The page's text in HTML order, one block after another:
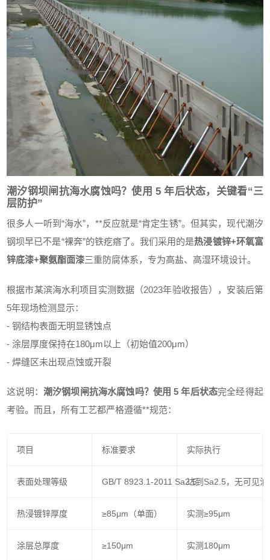
潮汐钢坝闸抗海水腐蚀吗？使用 5 年后状态，关键看“三
层防护”
很多人一听到“海水”，**反应就是“肯定生锈”。但其实，现代潮汐
钢坝早已不是“裸奔”的铁疙瘩了。我们采用的是热浸镀锌+环氧富
锌底漆+聚氨酯面漆三重防腐体系，专为高盐、高湿环境设计。
根据市某滨海水利项目实测数据（2023年验收报告），安装后第
5年现场检测显示：
- 钢结构表面无明显锈蚀点
- 涂层厚度保持在180μm以上（初始值200μm）
- 焊缝区未出现点蚀或开裂
这说明： 潮汐钢坝闸抗海水腐蚀吗？使用 5 年后状态完全经得起
考验。而且，所有工艺都严格遵循**规范：
项目 标准要求 实际执行
表面处理等级 GB/T 8923.1-2011 Sa2.5达到Sa2.5，无可见
热浸镀锌厚度 ≥85μm（单面） 实测≥95μm
涂层总厚度 ≥150μm 实测180μm